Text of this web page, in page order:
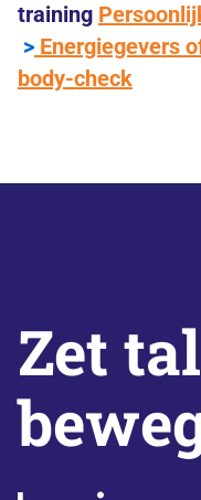
training
> Energiegevers
body-check
Zet